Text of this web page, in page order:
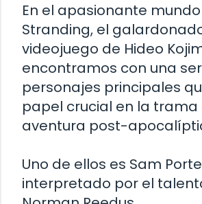
En el apasionante
Stranding, el
videojuego de Hideo
encontramos con una
personajes principales
papel crucial en la trama
aventura post-
Uno de ellos es Sam
interpretado por el